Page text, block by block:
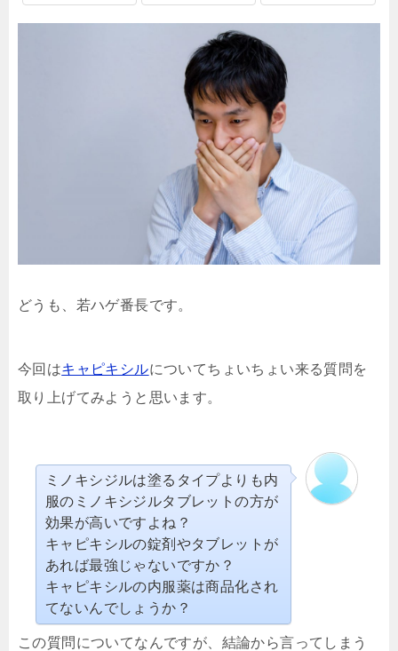
どうも、若ハゲ番長です。
今回はキャピキシルについてちょいちょい来る質問を
取り上げてみようと思います。
ミノキシジルは塗るタイプよりも内
服のミノキシジルタブレットの方が
効果が高いですよね？
キャピキシルの錠剤やタブレットが
あれば最強じゃないですか？
キャピキシルの内服薬は商品化され
てないんでしょうか？
この質問についてなんですが、結論から言ってしまう